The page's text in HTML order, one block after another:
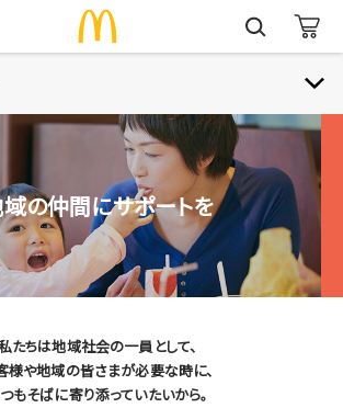
食事を
に
ートを
レポート
の仲間にサポートを
たちは地域社会の一員として、
様や地域の皆さまが必要な時に、
もそばに寄り添っていたいから。